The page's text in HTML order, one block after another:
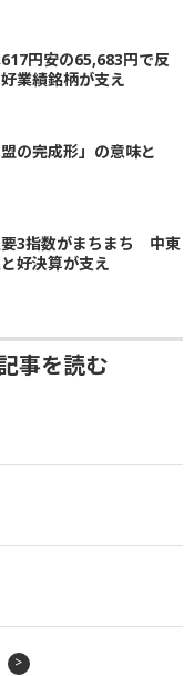
617円安の65,683円で反
業績銘柄が支え
の完成形」の意味と
要3指数がまちまち 中東
好決算が支え
事を読む